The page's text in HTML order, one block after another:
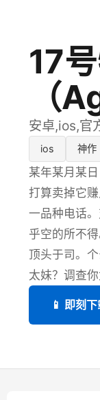
17
（
安卓,ios,官
ios 神作
某年某月某
打算卖掉它
一品种电话
乎空的所不
顶头于司。
太妹？调查
📱 即刻